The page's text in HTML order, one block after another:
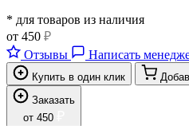
* для товаров из наличия
от 450 ₽
Отзывы
Написать
Купить в один клик
Заказать
от 450